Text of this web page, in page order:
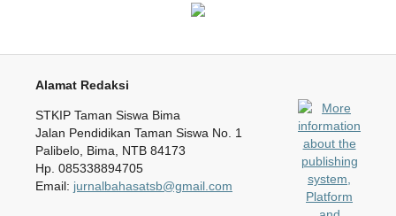
Alamat Redaksi
STKIP Taman Siswa Bima
Jalan Pendidikan Taman Siswa No. 1
Palibelo, Bima, NTB 84173
Hp. 085338894705
Email: jurnalbahasatsb@gmail.com